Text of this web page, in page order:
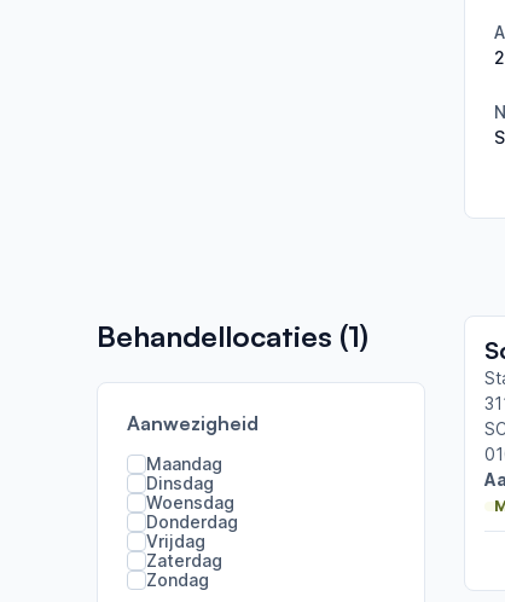
Behandellocaties (1)
Aanwezigheid
Maandag
Dinsdag
Woensdag
Donderdag
Vrijdag
Zaterdag
Zondag